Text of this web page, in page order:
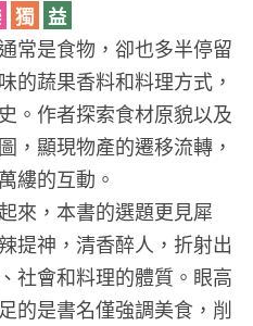
獨 益
常是食物，卻也多半停留
的蔬果香料和料理方式，
。作者探索食材原貌以及
，顯現物產的遷移流轉，
縷的互動。
來，本書的選題更見犀
提神，清香醉人，折射出
社會和料理的體質。眼高
的是書名僅強調美食，削